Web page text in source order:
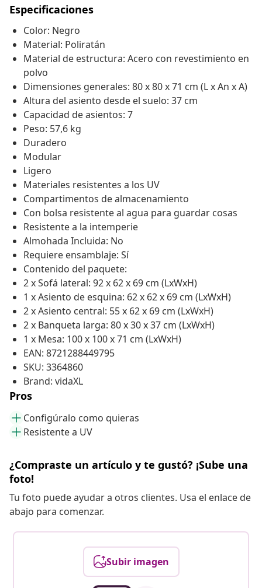
Especificaciones
Color: Negro
Material: Poliratán
Material de estructura: Acero con revestimiento en
polvo
Dimensiones generales: 80 x 80 x 71 cm (L x An x A)
Altura del asiento desde el suelo: 37 cm
Capacidad de asientos: 7
Peso: 57,6 kg
Duradero
Modular
Ligero
Materiales resistentes a los UV
Compartimentos de almacenamiento
Con bolsa resistente al agua para guardar cosas
Resistente a la intemperie
Almohada Incluida: No
Requiere ensamblaje: Sí
Contenido del paquete:
2 x Sofá lateral: 92 x 62 x 69 cm (LxWxH)
1 x Asiento de esquina: 62 x 62 x 69 cm (LxWxH)
2 x Asiento central: 55 x 62 x 69 cm (LxWxH)
2 x Banqueta larga: 80 x 30 x 37 cm (LxWxH)
1 x Mesa: 100 x 100 x 71 cm (LxWxH)
EAN: 8721288449795
SKU: 3364860
Brand: vidaXL
Pros
Configúralo como quieras
Resistente a UV
¿Compraste un artículo y te gustó? ¡Sube una
foto!
Tu foto puede ayudar a otros clientes. Usa el enlace de
abajo para comenzar.
Subir imagen